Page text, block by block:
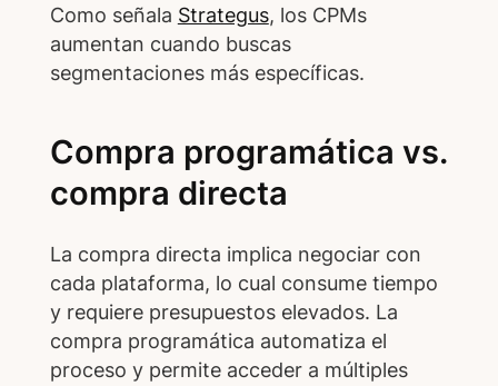
Como señala Strategus, los CPMs
aumentan cuando buscas
segmentaciones más específicas.
Compra programática vs.
compra directa
La compra directa implica negociar con
cada plataforma, lo cual consume tiempo
y requiere presupuestos elevados. La
compra programática automatiza el
proceso y permite acceder a múltiples